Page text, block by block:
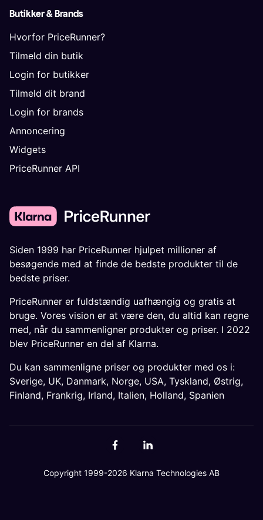
Butikker & Brands
Hvorfor PriceRunner?
Tilmeld din butik
Login for butikker
Tilmeld dit brand
Login for brands
Annoncering
Widgets
PriceRunner API
Siden 1999 har PriceRunner hjulpet millioner af
besøgende med at finde de bedste produkter til de
bedste priser.
PriceRunner er fuldstændig uafhængig og gratis at
bruge. Vores vision er at være den, du altid kan regne
med, når du sammenligner produkter og priser. I 2022
blev PriceRunner en del af Klarna.
Du kan sammenligne priser og produkter med os i:
Sverige, UK, Danmark, Norge, USA, Tyskland, Østrig,
Finland, Frankrig, Irland, Italien, Holland, Spanien
Copyright 1999-2026 Klarna Technologies AB